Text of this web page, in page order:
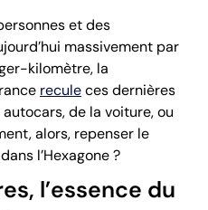
et des
massivement par
kilomètre, la
reculeces dernières
de la voiture, ou
alors, repenser le
l’Hexagone ?
l’essence du